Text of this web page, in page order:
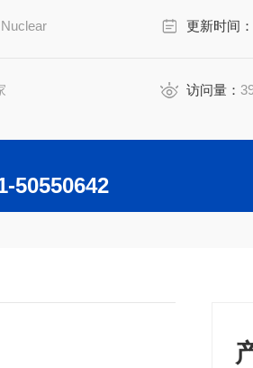
更新时间：
访问量：
50550642